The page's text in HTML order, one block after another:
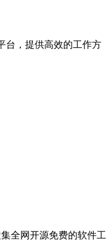
台，提供高效的工作方
全网开源免费的软件工